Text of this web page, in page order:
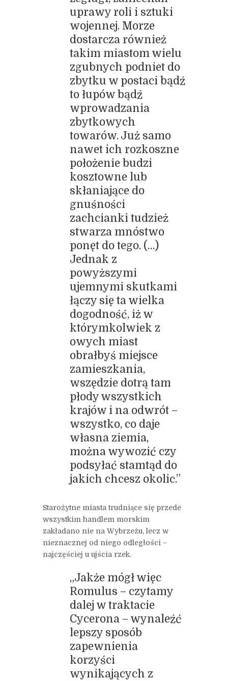
uprawy roli i sztuki
wojennej. Morze
dostarcza również
takim miastom wielu
zgubnych podniet do
zbytku w postaci bądź
to łupów bądź
wprowadzania
zbytkowych
towarów. Już samo
nawet ich rozkoszne
położenie budzi
kosztowne lub
skłaniające do
gnuśności
zachcianki tudzież
stwarza mnóstwo
ponęt do tego. (…)
Jednak z
powyższymi
ujemnymi skutkami
łączy się ta wielka
dogodność, iż w
którymkolwiek z
owych miast
obrałbyś miejsce
zamieszkania,
wszędzie dotrą tam
płody wszystkich
krajów i na odwrót –
wszystko, co daje
własna ziemia,
można wywozić czy
podsyłać stamtąd do
jakich chcesz okolic.”
Starożytne miasta trudniące się przede
wszystkim handlem morskim
zakładano nie na Wybrzeżu, lecz w
nieznacznej od niego odległości –
najczęściej u ujścia rzek.
„Jakże mógł więc
Romulus – czytamy
dalej w traktacie
Cycerona – wynaleźć
lepszy sposób
zapewnienia
korzyści
wynikających z